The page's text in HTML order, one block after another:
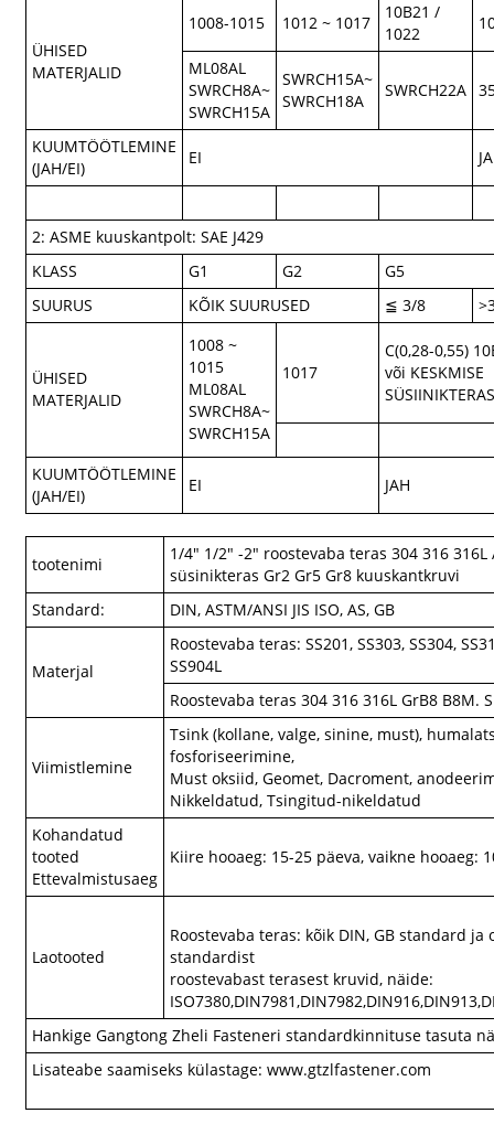
ÜHISED
MATERJALID
1008-1015 1012 ~ 1017
10B21 /
1022
ML08AL
SWRCH8A~
SWRCH15A
SWRCH15A~
SWRCH18A
SWRCH22A
KUUMTÖÖTLEMINE
(JAH/EI)
EI
2: ASME kuuskantpolt: SAE J429
KLASS
G1 G2
G5
SUURUS
KÕIK SUURUSED ≦ 3/8
ÜHISED
MATERJALID
1008 ~
1015
ML08AL
SWRCH8A~
SWRCH15A
1017
C(0,28-0,55)
või KESKMISE
KUUMTÖÖTLEMINE
(JAH/EI)
EI JAH
tootenimi
1/4" 1/2" -2" roostevaba teras 304 316 316L
süsinikteras Gr2 Gr5 Gr8 kuuskantkruvi
Standard:
DIN, ASTM/ANSI JIS ISO, AS, GB
Materjal
Roostevaba teras: SS201, SS303, SS304,
SS904L
Roostevaba teras 304 316 316L GrB8 B8M.
Viimistlemine
Tsink (kollane, valge, sinine, must),
fosforiseerimine,
Must oksiid, Geomet, Dacroment,
Nikkeldatud, Tsingitud-nikeldatud
Kohandatud
tooted
Ettevalmistusaeg
Kiire hooaeg: 15-25 päeva, vaikne hooaeg:
Laotooted
Roostevaba teras: kõik DIN, GB standard ja
standardist
roostevabast terasest kruvid, näide:
Hankige Gangtong Zheli Fasteneri standardkinnituse tasuta
Lisateabe saamiseks külastage: www.gtzlfastener.com